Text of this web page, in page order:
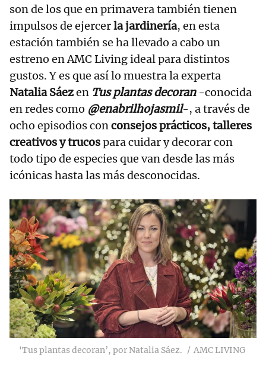
son de los que en primavera también tienen
impulsos de ejercerla jardinería, en esta
estación también se ha llevado a cabo un
estreno en AMC Living ideal para distintos
gustos. Y es que así lo muestra la experta
Natalia Sáezen Tus plantas decoran-conocida
en redes como @enabrilhojasmil-, a través de
ocho episodios conconsejos prácticos, talleres
creativos y trucospara cuidar y decorar con
todo tipo de especies que van desde las más
icónicas hasta las más desconocidas.
‘Tus plantas decoran’, por Natalia Sáez. AMC LIVING